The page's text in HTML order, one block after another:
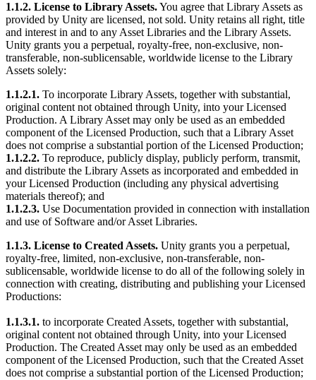
1.1.2. License to Library Assets.You agree that Library Assets as
provided by Unity are licensed, not sold. Unity retains all right, title
and interest in and to any Asset Libraries and the Library Assets.
Unity grants you a perpetual, royalty-free, non-exclusive, non-
transferable, non-sublicensable, worldwide license to the Library
Assets solely:
1.1.2.1. To incorporate Library Assets, together with substantial,
original content not obtained through Unity, into your Licensed
Production. A Library Asset may only be used as an embedded
component of the Licensed Production, such that a Library Asset
does not comprise a substantial portion of the Licensed Production;
1.1.2.2. To reproduce, publicly display, publicly perform, transmit,
and distribute the Library Assets as incorporated and embedded in
your Licensed Production (including any physical advertising
materials thereof); and
1.1.2.3. Use Documentation provided in connection with installation
and use of Software and/or Asset Libraries.
1.1.3. License to Created Assets. Unity grants you a perpetual,
royalty-free, limited, non-exclusive, non-transferable, non-
sublicensable, worldwide license to do all of the following solely in
connection with creating, distributing and publishing your Licensed
Productions:
1.1.3.1. to incorporate Created Assets, together with substantial,
original content not obtained through Unity, into your Licensed
Production. The Created Asset may only be used as an embedded
component of the Licensed Production, such that the Created Asset
does not comprise a substantial portion of the Licensed Production;